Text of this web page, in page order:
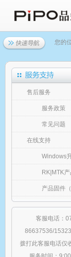
您的
售后服务
服务政策
常见问题
在线支持
Windows
RK|MTK
产品固件（
客服电话：
86637536/
拨打此客服电话仅